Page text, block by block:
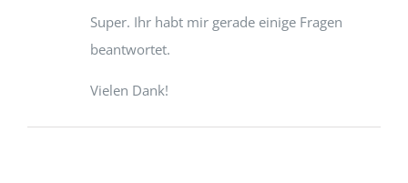
Super. Ihr habt mir gerade einige Fragen
beantwortet.
Vielen Dank!